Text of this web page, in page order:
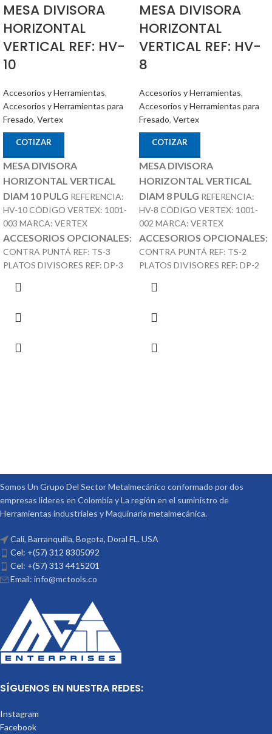
MESA DIVISORA
HORIZONTAL
VERTICAL REF: HV-
10
Accesorios y Herramientas,
Accesorios y Herramientas para
Fresado, Vertex
COTIZAR
MESA DIVISORA
HORIZONTAL VERTICAL
DIAM 10 PULG REFERENCIA:
HV-10 CÓDIGO VERTEX: 1001-
003 MARCA: VERTEX
ACCESORIOS OPCIONALES:
CONTRA PUNTÁ REF: TS-3
PLATOS DIVISORES REF: DP-3
MESA DIVISORA
HORIZONTAL
VERTICAL REF: HV-
8
Accesorios y Herramientas,
Accesorios y Herramientas para
Fresado, Vertex
COTIZAR
MESA DIVISORA
HORIZONTAL VERTICAL
DIAM 8 PULG REFERENCIA:
HV-8 CÓDIGO VERTEX: 1001-
002 MARCA: VERTEX
ACCESORIOS OPCIONALES:
CONTRA PUNTÁ REF: TS-2
PLATOS DIVISORES REF: DP-2
Somos Un Grupo Del Sector Metalmecánico conformado por dos
empresas lideres en Colombia y La región en el suministro de
Herramientas industriales y Maquinaria metalmecánica.
Cali, Barranquilla, Bogota, Doral FL. USA
Cel: +(57) 312 8305092
Cel: +(57) 313 4415201
Email: info@mctools.co
SÍGUENOS EN NUESTRA REDES:
Instagram
Facebook